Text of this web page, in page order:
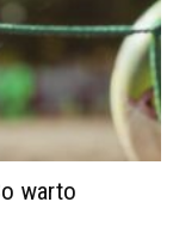
warto